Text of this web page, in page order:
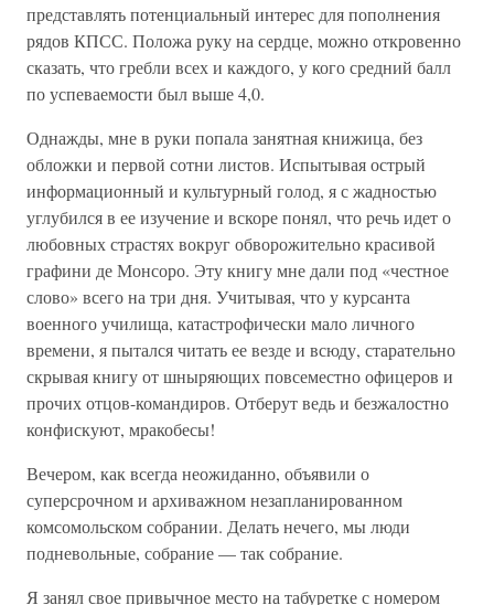
представлять потенциальный интерес для пополнения
рядов КПСС. Положа руку на сердце, можно откровенно
сказать, что гребли всех и каждого, у кого средний балл
по успеваемости был выше 4,0.
Однажды, мне в руки попала занятная книжица, без
обложки и первой сотни листов. Испытывая острый
информационный и культурный голод, я с жадностью
углубился в ее изучение и вскоре понял, что речь идет о
любовных страстях вокруг обворожительно красивой
графини де Монсоро. Эту книгу мне дали под «честное
слово» всего на три дня. Учитывая, что у курсанта
военного училища, катастрофически мало личного
времени, я пытался читать ее везде и всюду, старательно
скрывая книгу от шныряющих повсеместно офицеров и
прочих отцов-командиров. Отберут ведь и безжалостно
конфискуют, мракобесы!
Вечером, как всегда неожиданно, объявили о
суперсрочном и архиважном незапланированном
комсомольском собрании. Делать нечего, мы люди
подневольные, собрание — так собрание.
Я занял свое привычное место на табуретке с номером